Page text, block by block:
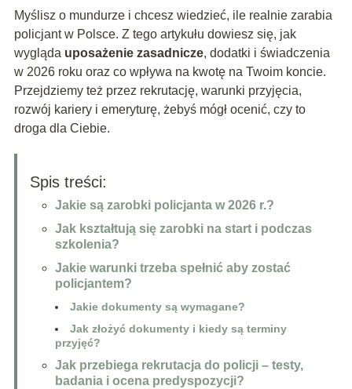
Myślisz o mundurze i chcesz wiedzieć, ile realnie zarabia
policjant w Polsce. Z tego artykułu dowiesz się, jak
wygląda uposażenie zasadnicze, dodatki i świadczenia
w 2026 roku oraz co wpływa na kwotę na Twoim koncie.
Przejdziemy też przez rekrutację, warunki przyjęcia,
rozwój kariery i emeryturę, żebyś mógł ocenić, czy to
droga dla Ciebie.
Spis treści:
Jakie są zarobki policjanta w 2026 r.?
Jak kształtują się zarobki na start i podczas
szkolenia?
Jakie warunki trzeba spełnić aby zostać
policjantem?
Jakie dokumenty są wymagane?
Jak złożyć dokumenty i kiedy są terminy
przyjęć?
Jak przebiega rekrutacja do policji – testy,
badania i ocena predyspozycji?